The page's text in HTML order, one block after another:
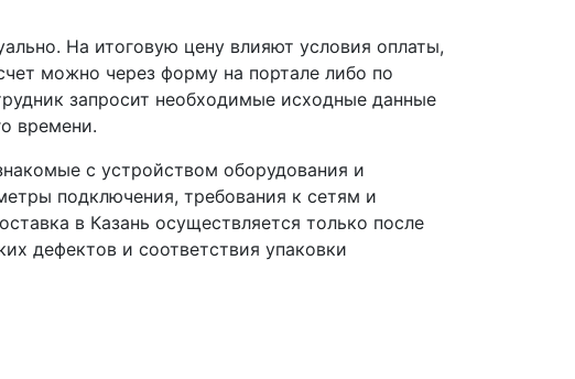
На итоговую цену влияют условия оплаты,
можно через форму на портале либо по
запросит необходимые исходные данные
времени.
с устройством оборудования и
подключения, требования к сетям и
в Казань осуществляется только после
дефектов и соответствия упаковки